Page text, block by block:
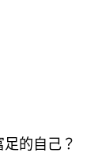
的自己？